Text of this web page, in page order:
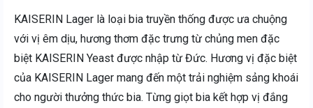
KAISERIN Lager là loại bia truyền thống được ưa chuộng
với vị êm dịu, hương thơm đặc trưng từ chủng men đặc
biệt KAISERIN Yeast được nhập từ Đức. Hương vị đặc biệt
của KAISERIN Lager mang đến một trải nghiệm sảng khoái
cho người thưởng thức bia. Từng giọt bia kết hợp vị đắng